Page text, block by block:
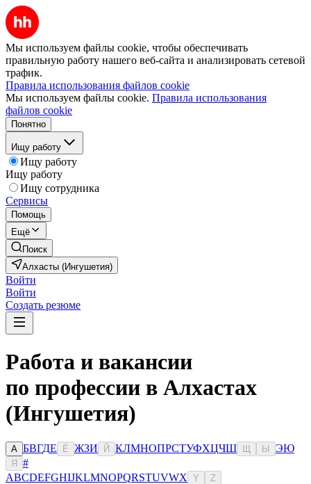
Мы используем файлы cookie, чтобы обеспечивать
правильную работу нашего веб-сайта и анализировать сетевой
трафик.
Правила использования файлов cookie
Мы используем файлы cookie. Правила использования
файлов cookie
Понятно
Ищу работу
Ищу работу
Ищу работу
Ищу сотрудника
Сервисы
Помощь
Ещё
Поиск
Алхасты (Ингушетия)
Войти
Войти
Создать резюме
Работа и вакансии
по профессии в Алхастах
(Ингушетия)
А БВГДЕ Ё ЖЗИ Й КЛМНОПРСТУФХЦЧШ Ы ЭЮ
Я
#
ABCDEFGHIJKLMNOPQRSTUVWX Y Z